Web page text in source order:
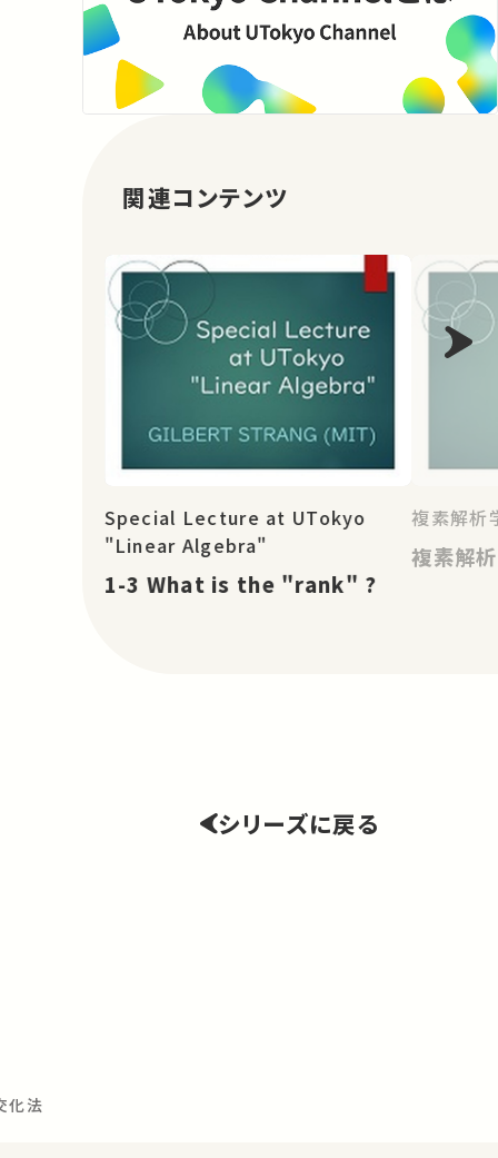
関連コンテンツ
Special Lecture at UTokyo
"Linear Algebra"
1-3 What is the "rank" ?
複素解析
複素解
シリーズに戻る
法